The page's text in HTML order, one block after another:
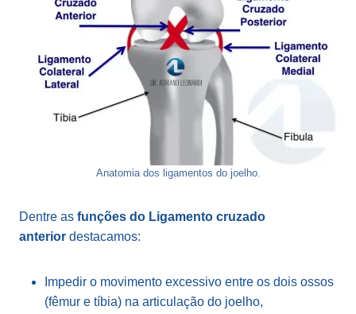
Anatomia dos ligamentos do joelho.
Dentre as funções do Ligamento cruzado
anterior destacamos:
Impedir o movimento excessivo entre os dois ossos
(fêmur e tíbia) na articulação do joelho,